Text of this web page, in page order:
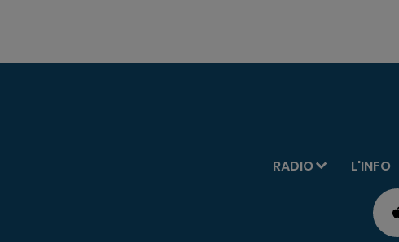
RADIO L'INFO